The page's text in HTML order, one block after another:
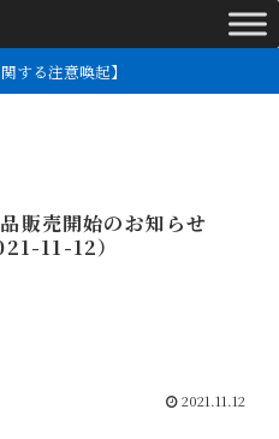
する注意喚起】
販売開始のお知らせ
11-12）
2021.11.12